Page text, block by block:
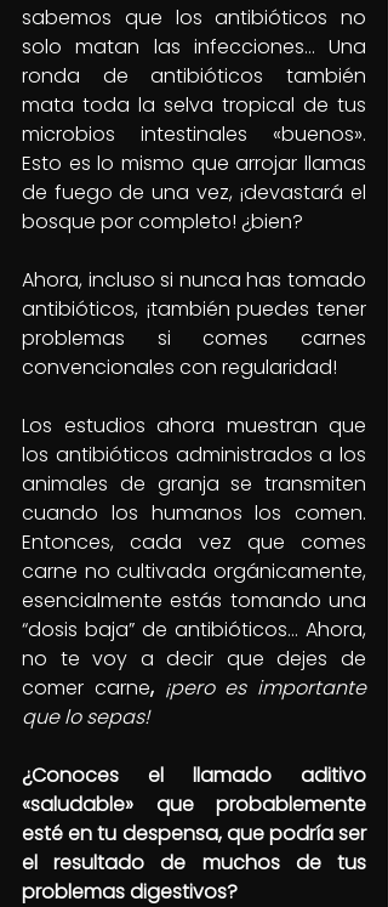
sabemos que los antibióticos no
solo matan las infecciones… Una
ronda de antibióticos también
mata toda la selva tropical de tus
microbios intestinales «buenos».
Esto es lo mismo que arrojar llamas
de fuego de una vez, ¡devastará el
bosque por completo! ¿bien?
Ahora, incluso si nunca has tomado
antibióticos, ¡también puedes tener
problemas si comes carnes
convencionales con regularidad!
Los estudios ahora muestran que
los antibióticos administrados a los
animales de granja se transmiten
cuando los humanos los comen.
Entonces, cada vez que comes
carne no cultivada orgánicamente,
esencialmente estás tomando una
“dosis baja” de antibióticos… Ahora,
no te voy a decir que dejes de
comer carne, ¡pero es importante
que lo sepas!
¿Conoces el llamado aditivo
«saludable» que probablemente
esté en tu despensa, que podría ser
el resultado de muchos de tus
problemas digestivos?